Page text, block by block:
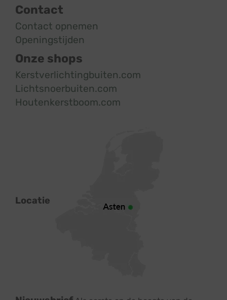
Contact
Contact opnemen
Openingstijden
Onze shops
Kerstverlichtingbuiten.com
Lichtsnoerbuiten.com
Houtenkerstboom.com
Locatie